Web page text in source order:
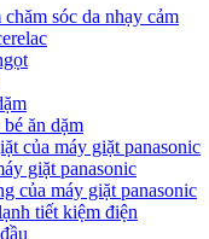
chăm sóc da nhạy cảm
ăn dặm
của máy giặt panasonic
giặt panasonic
của máy giặt panasonic
tiết kiệm điện